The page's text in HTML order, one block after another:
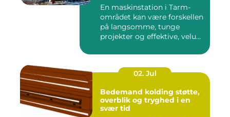
En maskinstation i Tarm-
området kan være forskellen
på langsomme, tunge
projekter og effektive, velu...
02. Jul
Bedemand kolding støtte,
overblik og tryghed i en
svær tid